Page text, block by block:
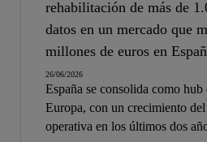
rehabilitación de más de
datos en un mercado que
millones de euros en
26/06/2026
España se consolida como
Europa, con un crecimiento
operativa en los últimos dos